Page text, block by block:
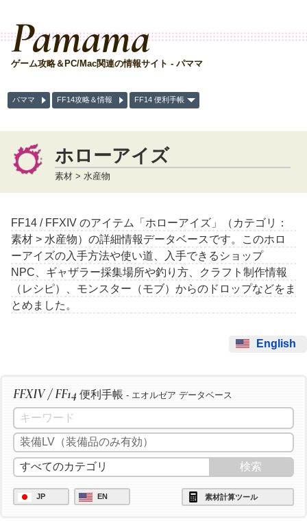
Pamama
ゲーム攻略＆PC/Mac関連の情報サイト - パママ
パママ FF14攻略＆情報 FF14 便利手帳
ホローアイズ
素材 > 水産物
FF14 / FFXIV のアイテム「ホローアイズ」（カテゴリ：
素材 > 水産物）の詳細情報データベースです。このホロ
ーアイズの入手方法や使い道、入手できるショップ
NPC、ギャザラー採集場所や釣り方、クラフト制作情報
（レシピ）、モンスター（モブ）からのドロップなどをま
とめました。
English
FFXIV / FF14 便利手帳 - エオルゼア データベース
JP EN 素材計算ツール